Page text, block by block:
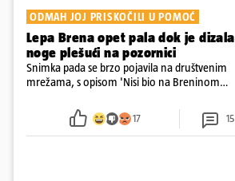
ODMAH JOJ PRISKOČILI U POMOĆ
Lepa Brena opet pala dok je dizala
noge plešući na pozornici
Snimka pada se brzo pojavila na društvenim
mrežama, s opisom 'Nisi bio na Breninom
Srećom, pjevačica se nije ozlijedila nego je s
osmijehom nastavila pjevati
17 15